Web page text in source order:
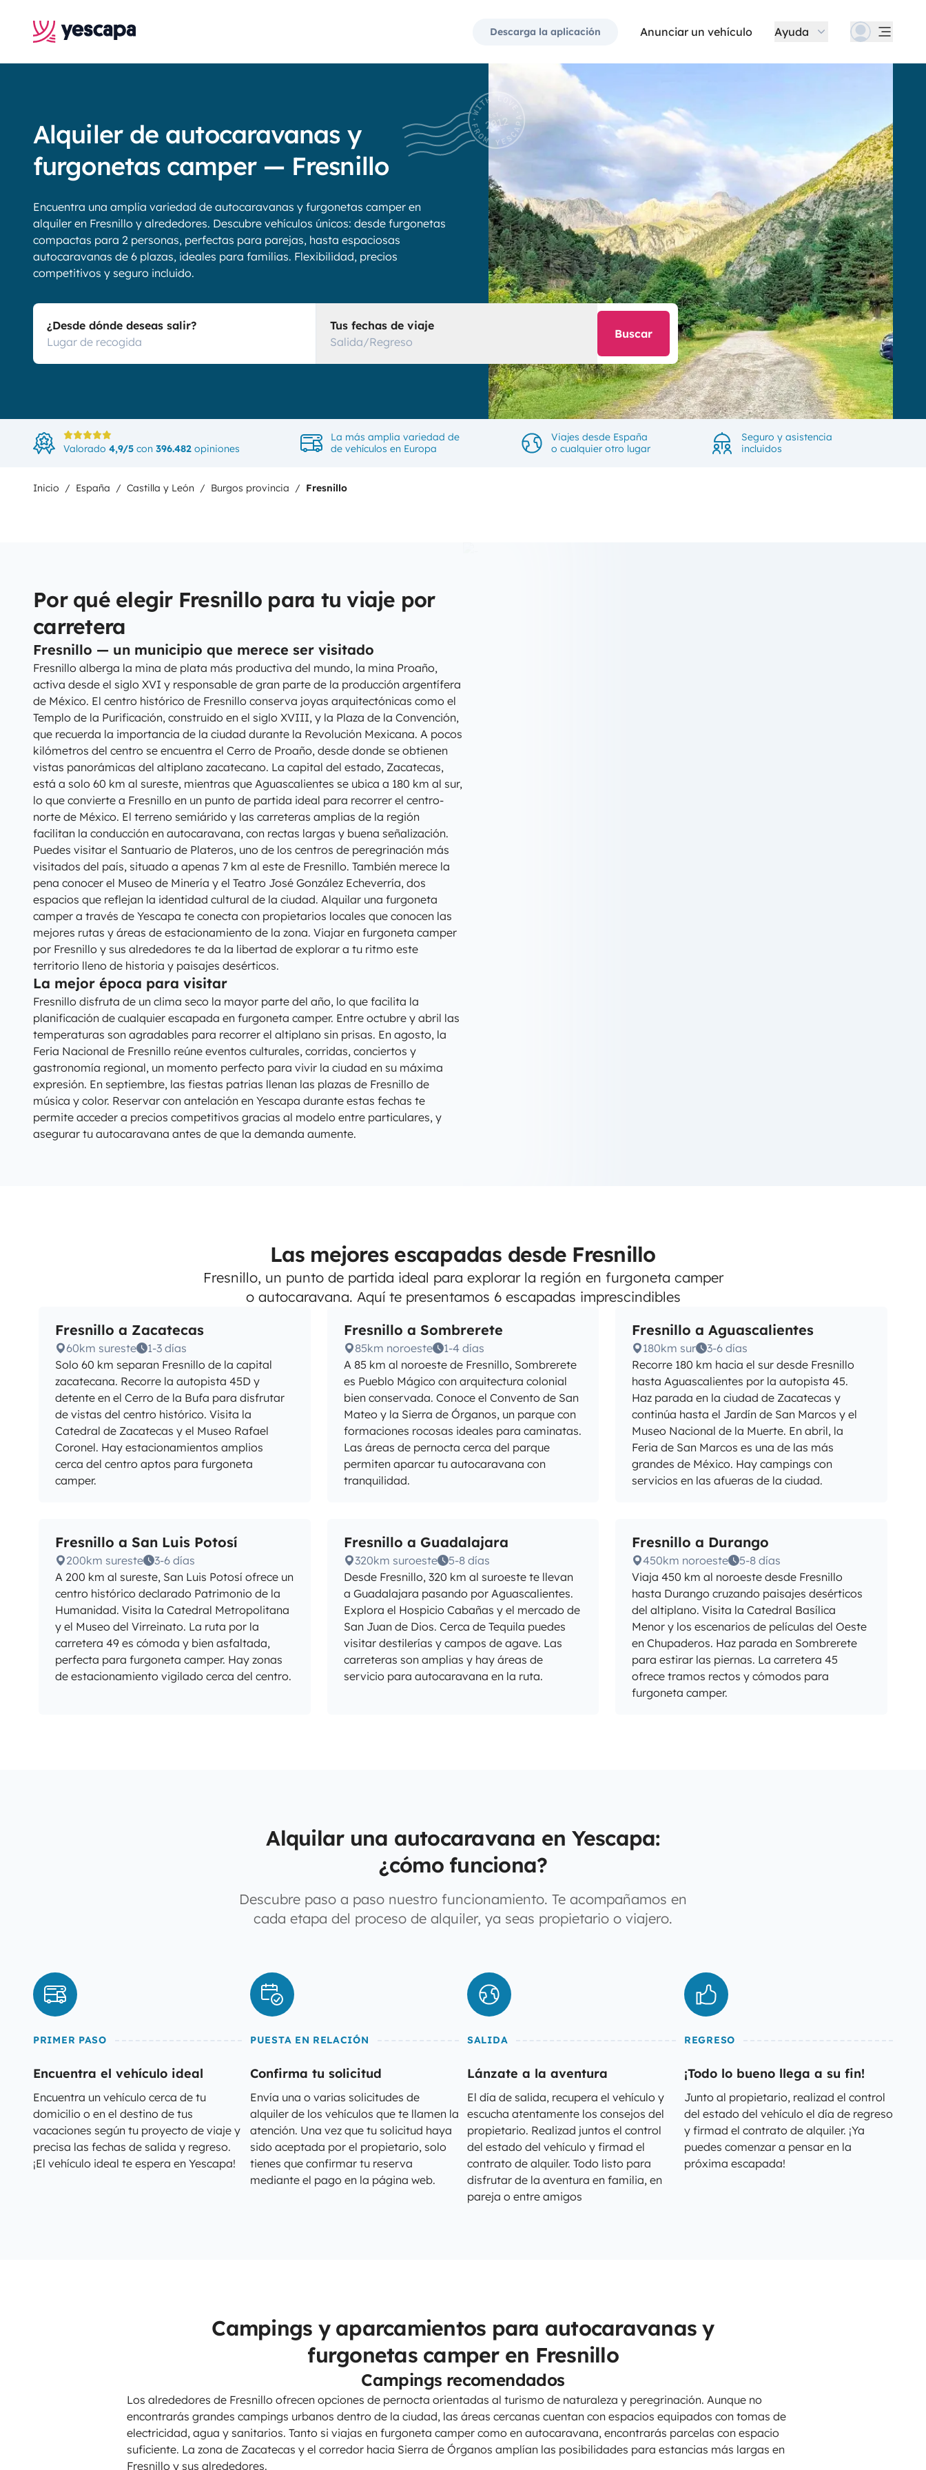
Descarga la aplicación Anunciar un vehículo Ayuda
Alquiler de autocaravanas y
furgonetas camper — Fresnillo
Encuentra una amplia variedad de autocaravanas y furgonetas camper en
alquiler en Fresnillo y alrededores. Descubre vehículos únicos: desde furgonetas
compactas para 2 personas, perfectas para parejas, hasta espaciosas
autocaravanas de 6 plazas, ideales para familias. Flexibilidad, precios
competitivos y seguro incluido.
¿Desde dónde deseas salir?
Tus fechas de viaje
Salida/Regreso
Buscar
Valorado 4,9/5 con 396.482 opiniones
La más amplia variedad de
de vehículos en Europa
Viajes desde España
o cualquier otro lugar
Seguro y asistencia
incluidos
Inicio España Castilla y León Burgos provincia Fresnillo
Por qué elegir Fresnillo para tu viaje por
carretera
Fresnillo — un municipio que merece ser visitado
Fresnillo alberga la mina de plata más productiva del mundo, la mina Proaño,
activa desde el siglo XVI y responsable de gran parte de la producción argentífera
de México. El centro histórico de Fresnillo conserva joyas arquitectónicas como el
Templo de la Purificación, construido en el siglo XVIII, y la Plaza de la Convención,
que recuerda la importancia de la ciudad durante la Revolución Mexicana. A pocos
kilómetros del centro se encuentra el Cerro de Proaño, desde donde se obtienen
vistas panorámicas del altiplano zacatecano. La capital del estado, Zacatecas,
está a solo 60 km al sureste, mientras que Aguascalientes se ubica a 180 km al sur,
lo que convierte a Fresnillo en un punto de partida ideal para recorrer el centro-
norte de México. El terreno semiárido y las carreteras amplias de la región
facilitan la conducción en autocaravana, con rectas largas y buena señalización.
Puedes visitar el Santuario de Plateros, uno de los centros de peregrinación más
visitados del país, situado a apenas 7 km al este de Fresnillo. También merece la
pena conocer el Museo de Minería y el Teatro José González Echeverría, dos
espacios que reflejan la identidad cultural de la ciudad. Alquilar una furgoneta
camper a través de Yescapa te conecta con propietarios locales que conocen las
mejores rutas y áreas de estacionamiento de la zona. Viajar en furgoneta camper
por Fresnillo y sus alrededores te da la libertad de explorar a tu ritmo este
territorio lleno de historia y paisajes desérticos.
La mejor época para visitar
Fresnillo disfruta de un clima seco la mayor parte del año, lo que facilita la
planificación de cualquier escapada en furgoneta camper. Entre octubre y abril las
temperaturas son agradables para recorrer el altiplano sin prisas. En agosto, la
Feria Nacional de Fresnillo reúne eventos culturales, corridas, conciertos y
gastronomía regional, un momento perfecto para vivir la ciudad en su máxima
expresión. En septiembre, las fiestas patrias llenan las plazas de Fresnillo de
música y color. Reservar con antelación en Yescapa durante estas fechas te
permite acceder a precios competitivos gracias al modelo entre particulares, y
asegurar tu autocaravana antes de que la demanda aumente.
Las mejores escapadas desde Fresnillo
Fresnillo, un punto de partida ideal para explorar la región en furgoneta camper
o autocaravana. Aquí te presentamos 6 escapadas imprescindibles
Fresnillo a Zacatecas
60km sureste
1-3 días
Solo 60 km separan Fresnillo de la capital
zacatecana. Recorre la autopista 45D y
detente en el Cerro de la Bufa para disfrutar
de vistas del centro histórico. Visita la
Catedral de Zacatecas y el Museo Rafael
Coronel. Hay estacionamientos amplios
cerca del centro aptos para furgoneta
camper.
Fresnillo a Sombrerete
85km noroeste
1-4 días
A 85 km al noroeste de Fresnillo, Sombrerete
es Pueblo Mágico con arquitectura colonial
bien conservada. Conoce el Convento de San
Mateo y la Sierra de Órganos, un parque con
formaciones rocosas ideales para caminatas.
Las áreas de pernocta cerca del parque
permiten aparcar tu autocaravana con
tranquilidad.
Fresnillo a Aguascalientes
180km sur
3-6 días
Recorre 180 km hacia el sur desde Fresnillo
hasta Aguascalientes por la autopista 45.
Haz parada en la ciudad de Zacatecas y
continúa hasta el Jardín de San Marcos y el
Museo Nacional de la Muerte. En abril, la
Feria de San Marcos es una de las más
grandes de México. Hay campings con
servicios en las afueras de la ciudad.
Fresnillo a San Luis Potosí
200km sureste
3-6 días
A 200 km al sureste, San Luis Potosí ofrece un
centro histórico declarado Patrimonio de la
Humanidad. Visita la Catedral Metropolitana
y el Museo del Virreinato. La ruta por la
carretera 49 es cómoda y bien asfaltada,
perfecta para furgoneta camper. Hay zonas
de estacionamiento vigilado cerca del centro.
Fresnillo a Guadalajara
320km suroeste
5-8 días
Desde Fresnillo, 320 km al suroeste te llevan
a Guadalajara pasando por Aguascalientes.
Explora el Hospicio Cabañas y el mercado de
San Juan de Dios. Cerca de Tequila puedes
visitar destilerías y campos de agave. Las
carreteras son amplias y hay áreas de
servicio para autocaravana en la ruta.
Fresnillo a Durango
450km noroeste
5-8 días
Viaja 450 km al noroeste desde Fresnillo
hasta Durango cruzando paisajes desérticos
del altiplano. Visita la Catedral Basílica
Menor y los escenarios de películas del Oeste
en Chupaderos. Haz parada en Sombrerete
para estirar las piernas. La carretera 45
ofrece tramos rectos y cómodos para
furgoneta camper.
Alquilar una autocaravana en Yescapa:
¿cómo funciona?
Descubre paso a paso nuestro funcionamiento. Te acompañamos en
cada etapa del proceso de alquiler, ya seas propietario o viajero.
PRIMER PASO
Encuentra el vehículo ideal
Encuentra un vehículo cerca de tu
domicilio o en el destino de tus
vacaciones según tu proyecto de viaje y
precisa las fechas de salida y regreso.
¡El vehículo ideal te espera en Yescapa!
PUESTA EN RELACIÓN
Confirma tu solicitud
Envía una o varias solicitudes de
alquiler de los vehículos que te llamen la
atención. Una vez que tu solicitud haya
sido aceptada por el propietario, solo
tienes que confirmar tu reserva
mediante el pago en la página web.
SALIDA
Lánzate a la aventura
El día de salida, recupera el vehículo y
escucha atentamente los consejos del
propietario. Realizad juntos el control
del estado del vehículo y firmad el
contrato de alquiler. Todo listo para
disfrutar de la aventura en familia, en
pareja o entre amigos
REGRESO
¡Todo lo bueno llega a su fin!
Junto al propietario, realizad el control
del estado del vehículo el día de regreso
y firmad el contrato de alquiler. ¡Ya
puedes comenzar a pensar en la
próxima escapada!
Campings y aparcamientos para autocaravanas y
furgonetas camper en Fresnillo
Campings recomendados
Los alrededores de Fresnillo ofrecen opciones de pernocta orientadas al turismo de naturaleza y peregrinación. Aunque no
encontrarás grandes campings urbanos dentro de la ciudad, las áreas cercanas cuentan con espacios equipados con tomas de
electricidad, agua y sanitarios. Tanto si viajas en furgoneta camper como en autocaravana, encontrarás parcelas con espacio
suficiente. La zona de Zacatecas y el corredor hacia Sierra de Órganos amplían las posibilidades para estancias más largas en
Fresnillo y sus alrededores.